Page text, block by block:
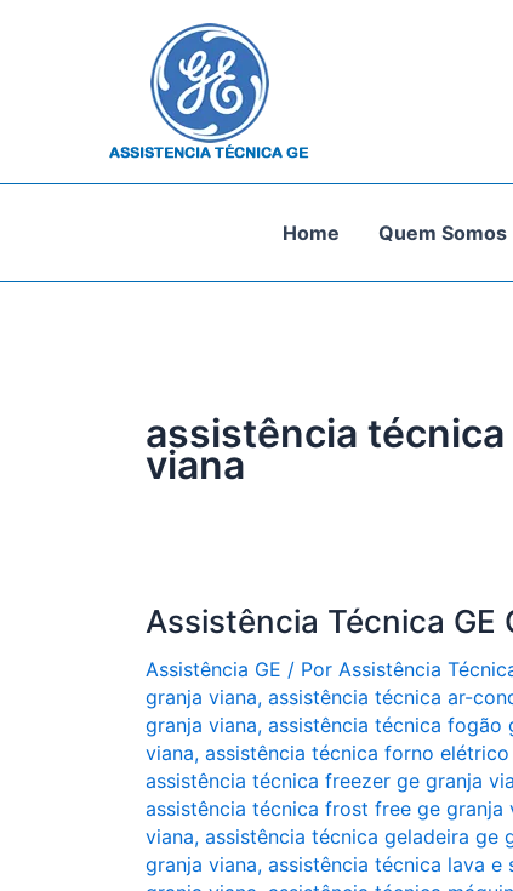
Home Quem Somos
assistência
viana
Assistência Técnica GE
Assistência GE / Por Assistência
granja viana, assistência técnica ar-
granja viana, assistência técnica fogão
viana, assistência técnica forno
assistência técnica freezer ge granja
assistência técnica frost free ge granja
viana, assistência técnica geladeira ge
granja viana, assistência técnica lava e